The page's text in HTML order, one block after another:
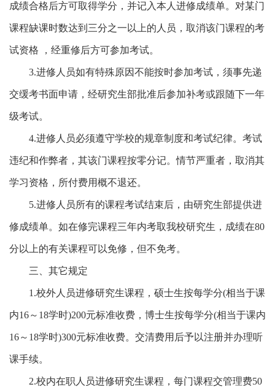
成绩合格后方可取得学分，并记入本人进修成绩单。对某门
课程缺课时数达到三分之一以上的人员，取消该门课程的考
试资格 ，经重修后方可参加考试。
3.进修人员如有特殊原因不能按时参加考试，须事先递
交缓考书面申请，经研究生部批准后参加补考或跟随下一年
级考试。
4.进修人员必须遵守学校的规章制度和考试纪律。考试
违纪和作弊者，其该门课程按零分记。情节严重者，取消其
学习资格，所付费用概不退还。
5.进修人员所有的课程考试结束后，由研究生部提供进
修成绩单。如在修完课程三年内考取我校研究生，成绩在80
分以上的有关课程可以免修，但不免考。
三、其它规定
1.校外人员进修研究生课程，硕士生按每学分(相当于课
内16～18学时)200元标准收费，博士生按每学分(相当于课内
16～18学时)300元标准收费。交清费用后予以注册并办理听
课手续。
2.校内在职人员进修研究生课程，每门课程交管理费50